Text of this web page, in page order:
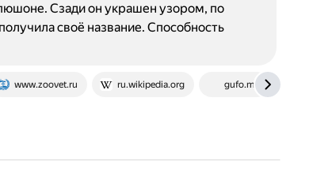
www.zoovet.ru ru.wikipedia.org gufo.me
Сзади он украшен узором, по
своё название. Способность